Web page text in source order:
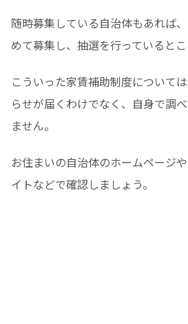
随時募集している自治体もあれば
めて募集し、抽選を行っているとこ
こういった家賃補助制度について
らせが届くわけでなく、自身で調
ません。
お住まいの自治体のホームページ
イトなどで確認しましょう。